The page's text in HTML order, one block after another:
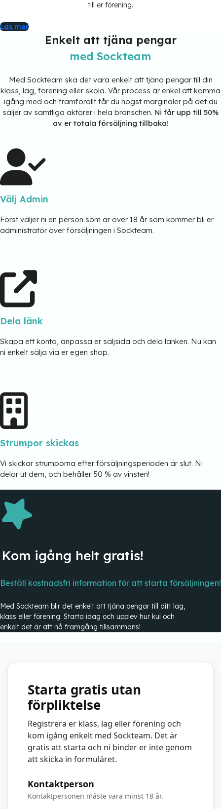
till er förening.
Läs mer
Enkelt att tjäna pengar
med Sockteam
Med Sockteam ska det vara enkelt att tjäna pengar till din
klass, lag, förening eller skola. Vår process är enkel att komma
igång med och framförallt får du högst marginaler på det du
säljer av samtliga aktörer i hela branschen. Ni får upp till 50%
av er totala försäljning tillbaka!
Välj Admin
Först väljer ni en person som är över 18 år som kommer bli er
administratör över försäljningen i Sockteam.
Dela länk
Skapa ett konto, anpassa er säljsida och dela länken. Nu kan
ni enkelt sälja via er egen shop.
Strumpor skickas
Vi skickar strumporna efter försäljningsperioden är slut. Ni
delar ut dem, och behåller 50 % av vinsten!
Kom igång helt gratis!
Beställ kostnadsfri information för att starta försäljningen!
Med Sockteam blir det enkelt att tjäna pengar till ditt lag,
klass eller förening. Starta idag och upplev hur kul och
enkelt det är att nå framgång tillsammans!
Starta gratis utan
förpliktelse
Registrera er klass, lag eller förening och
kom igång enkelt med Sockteam. Det är
gratis att starta och ni binder er inte genom
att skicka in formuläret.
Kontaktperson
Kontaktpersonen måste vara minst 18 år.